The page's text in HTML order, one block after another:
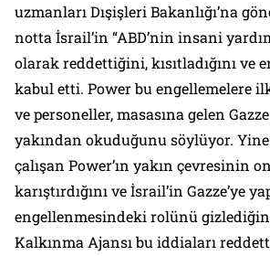
uzmanları Dışişleri Bakanlığı’na
notta İsrail’in “ABD’nin insani
olarak reddettiğini, kısıtladığını ve
kabul etti. Power bu engellemelere
ve personeller, masasına gelen
yakından okuduğunu söylüyor. Yine
çalışan Power’ın yakın çevresinin
karıştırdığını ve İsrail’in Gazze’ye
engellenmesindeki rolünü
Kalkınma Ajansı bu iddiaları